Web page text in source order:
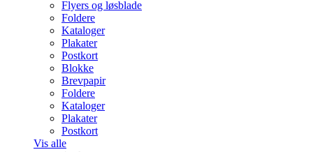
Flyers og løsblade
Foldere
Kataloger
Plakater
Postkort
Blokke
Brevpapir
Foldere
Kataloger
Plakater
Postkort
Vis alle